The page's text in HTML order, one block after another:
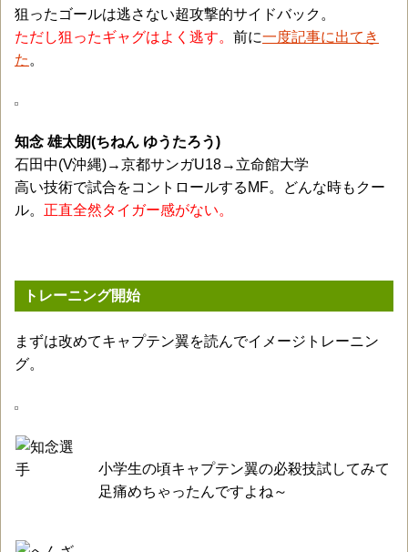
狙ったゴールは逃さない超攻撃的サイドバック。
ただし狙ったギャグはよく逃す。 前に一度記事に出てき
た 。
知念 雄太朗(ちねん ゆうたろう)
石田中(V沖縄)→京都サンガU18→立命館大学
高い技術で試合をコントロールするMF。どんな時もクー
ル。 正直全然タイガー感がない。
トレーニング開始
まずは改めてキャプテン翼を読んでイメージトレーニン
グ。
小学生の頃キャプテン翼の必殺技試してみて
足痛めちゃったんですよね～